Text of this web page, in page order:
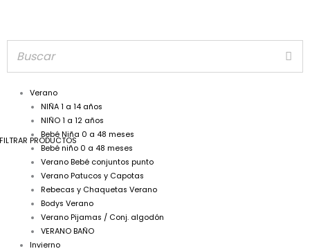
Verano
NIÑA 1 a 14 años
NIÑO 1 a 12 años
Bebé Niña 0 a 48 meses
Bebé niño 0 a 48 meses
Verano Bebé conjuntos punto
Verano Patucos y Capotas
Rebecas y Chaquetas Verano
Bodys Verano
Verano Pijamas / Conj. algodón
VERANO BAÑO
Invierno
FILTRAR PRODUCTOS